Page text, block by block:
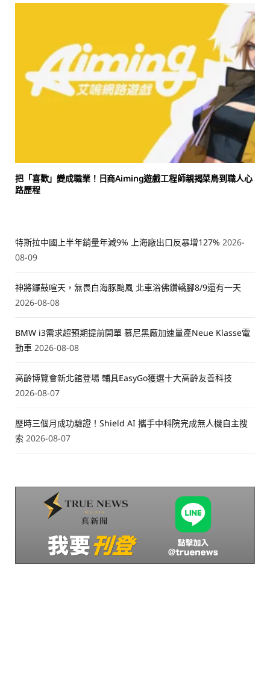
把「喜歡」變成職業！日商Aiming遊戲工程師親揭菜鳥到職人心
路歷程
特斯拉中國上半年銷量年減9% 上海廠出口反暴增127% 2026-
08-09
神將鑼鼓喧天，無畏白海豚颱風 北車浴佛鑽轎腳8/9還有一天
2026-08-08
BMW i3需求超預期提前開單 慕尼黑廠加速量產Neue Klasse電
動車 2026-08-08
高齡博覽會新北館登場 輔具EasyGo獲選十大高齡友善科技
2026-08-07
歷時三個月成功驗證！Shield AI 攜手中科院完成無人機自主搜
索 2026-08-07